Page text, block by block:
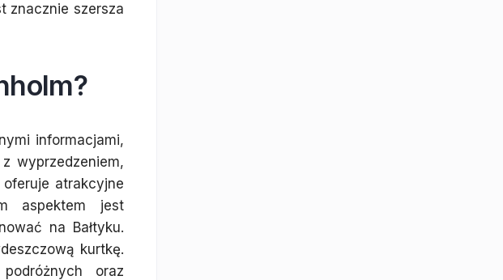
znacznie szersza
informacjami,
wyprzedzeniem,
atrakcyjne
aspektem jest
na Bałtyku.
kurtkę.
oraz